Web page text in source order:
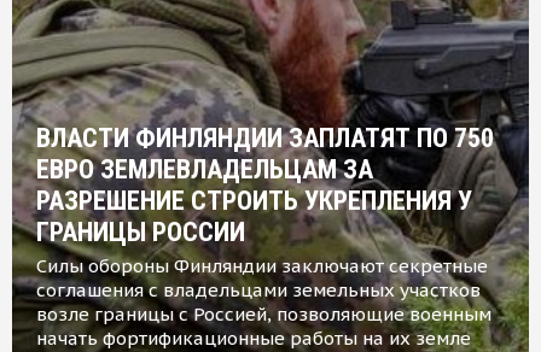
ВЛАСТИ ФИНЛЯНДИИ ЗАПЛАТЯТ ПО 750
ЕВРО ЗЕМЛЕВЛАДЕЛЬЦАМ ЗА
РАЗРЕШЕНИЕ СТРОИТЬ УКРЕПЛЕНИЯ У
ГРАНИЦЫ РОССИИ
Силы обороны Финляндии заключают секретные
соглашения с владельцами земельных участков
возле границы с Россией, позволяющие военным
начать фортификационные работы на их земле